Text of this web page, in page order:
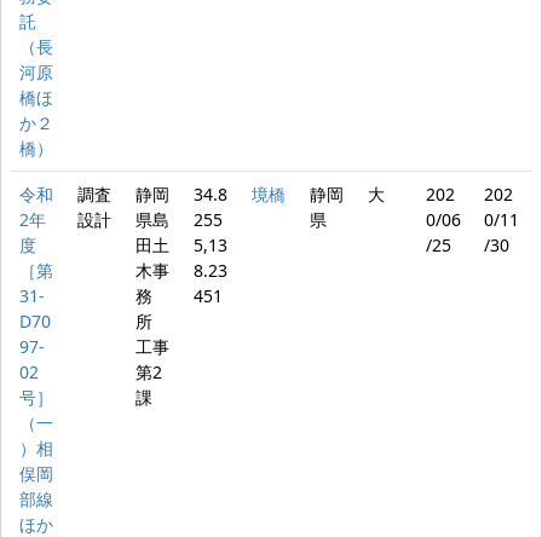
託
（長
河原
橋ほ
か２
橋）
令和
2年
度
［第
31-
D70
97-
02
号］
（一
）相
俣岡
部線
ほか
調査
設計
静岡
県島
田土
木事
務
所
工事
第2
課
34.8
255
5,13
8.23
451
境橋
静岡
県
大
202
0/06
/25
202
0/11
/30